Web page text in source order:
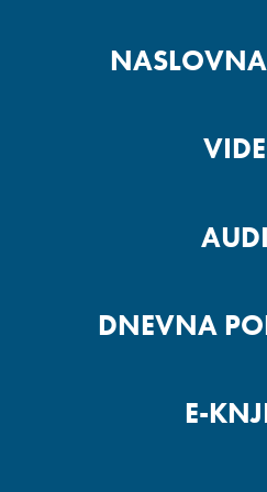
DNEVNA
E-